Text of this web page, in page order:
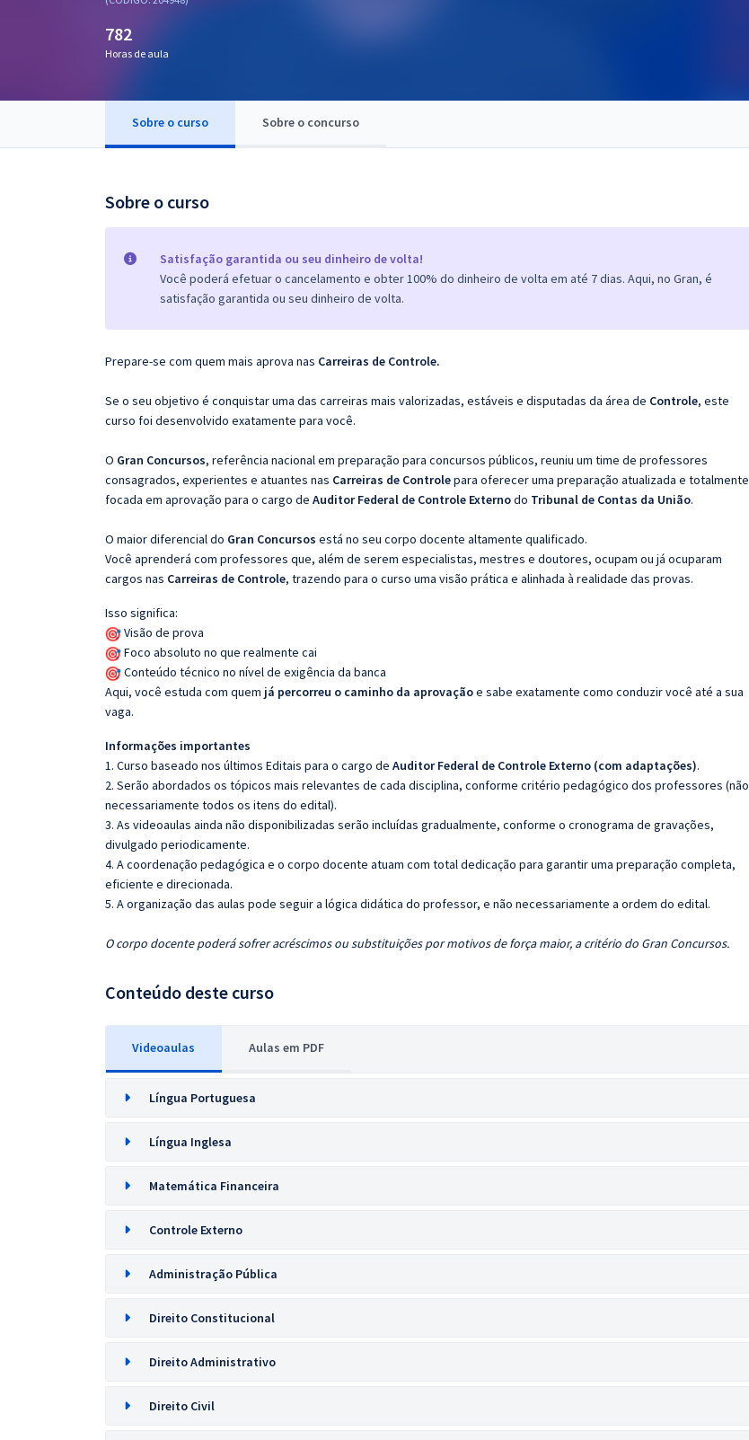
OAB
782
Horas de aula
Sobre o curso Sobre o concurso
Sobre o curso
Satisfação garantida ou seu dinheiro de volta!
Você poderá efetuar o cancelamento e obter 100% do dinheiro de volta em até 7 dias. Aqui, no Gran, é
satisfação garantida ou seu dinheiro de volta.
Prepare-se com quem mais aprova nas Carreiras de Controle.
Se o seu objetivo é conquistar uma das carreiras mais valorizadas, estáveis e disputadas da área de Controle, este
curso foi desenvolvido exatamente para você.
O Gran Concursos, referência nacional em preparação para concursos públicos, reuniu um time de professores
consagrados, experientes e atuantes nas Carreiras de Controlepara oferecer uma preparação atualizada e totalmente
focada em aprovação para o cargo de Auditor Federal de Controle Externodo Tribunal de Contas da União.
O maior diferencial do Gran Concursos está no seu corpo docente altamente qualificado.
Você aprenderá com professores que, além de serem especialistas, mestres e doutores, ocupam ou já ocuparam
cargos nas Carreiras de Controle, trazendo para o curso uma visão prática e alinhada à realidade das provas.
Isso significa:
Visão de prova
Foco absoluto no que realmente cai
Conteúdo técnico no nível de exigência da banca
Aqui, você estuda com quem já percorreu o caminho da aprovaçãoe sabe exatamente como conduzir você até a sua
vaga.
Informações importantes
1. Curso baseado nos últimos Editais para o cargo de Auditor Federal de Controle Externo (com adaptações).
2. Serão abordados os tópicos mais relevantes de cada disciplina, conforme critério pedagógico dos professores (não
necessariamente todos os itens do edital).
3. As videoaulas ainda não disponibilizadas serão incluídas gradualmente, conforme o cronograma de gravações,
divulgado periodicamente.
4. A coordenação pedagógica e o corpo docente atuam com total dedicação para garantir uma preparação completa,
eficiente e direcionada.
5. A organização das aulas pode seguir a lógica didática do professor, e não necessariamente a ordem do edital.
O corpo docente poderá sofrer acréscimos ou substituições por motivos de força maior, a critério do Gran Concursos.
Conteúdo deste curso
Videoaulas Aulas em PDF
Língua Portuguesa
Língua Inglesa
Matemática Financeira
Controle Externo
Administração Pública
Direito Constitucional
Direito Administrativo
Direito Civil